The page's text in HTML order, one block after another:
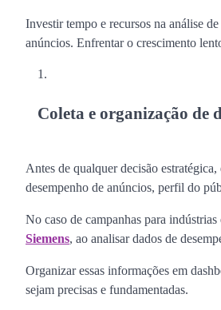
Investir tempo e recursos na análise
anúncios. Enfrentar o crescimento
Coleta e organização de
Antes de qualquer decisão
desempenho de anúncios, perfil do
No caso de campanhas para
Siemens, ao analisar dados de
Organizar essas informações em
sejam precisas e fundamentadas.